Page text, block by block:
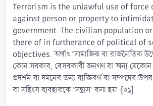
Terrorism is the unlawful use of force
against person or property to
government. The civilian population
there of in furtherance of political of
objectives. অর্থাৎ ‘সামাজিক বা রাজনৈতিক
কোন সরকার, বেসরকারী জনগণ বা অন্য
প্রদর্শন বা দমনের জন্য ব্যক্তিবর্গ বা সম্পদের
বা সহিংস ব্যবহারকে ‘সন্ত্রাস’ বলা হয়’।[২১]